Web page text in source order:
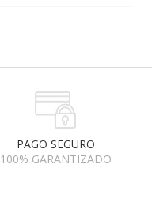
PAGO SEGURO
100% GARANTIZADO